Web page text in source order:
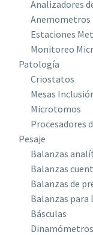
Analizadores
Anemometros
Estaciones
Monitoreo
Patología
Criostatos
Mesas
Microtomos
Procesadores
Pesaje
Balanzas
Balanzas
Balanzas de
Balanzas para
Básculas
Dinamómetros